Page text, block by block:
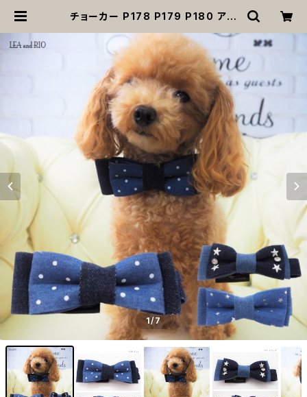
チョーカー P178 P179 P180 アク
ウタイ ネクタイ ドット 星 ドッグウェ
ア dog 犬 猫 ペット フォーマル パー
ティー イベント おめかし ブルー デニ
ム 水玉 小型犬 中型犬 おしゃれ わん
こ 返品交換不可 | MOANA
1/7